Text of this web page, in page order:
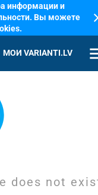
информации и
Вы можете
МОИ VARIANTI.LV
does not